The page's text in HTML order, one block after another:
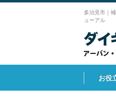
多治見市｜
ューアル
お役